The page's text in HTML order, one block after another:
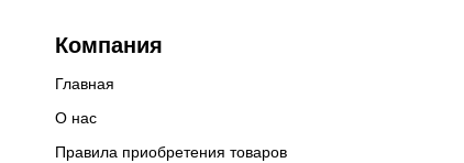
Компания
Главная
О нас
Правила приобретения товаров